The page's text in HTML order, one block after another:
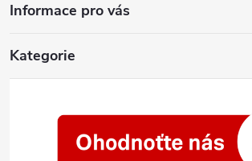
Informace pro vás
Kategorie